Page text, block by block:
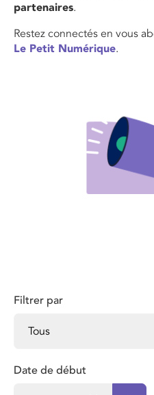
partenaires.
Restez connectés en vous
Le Petit Numérique.
Filtrer par
Date de début